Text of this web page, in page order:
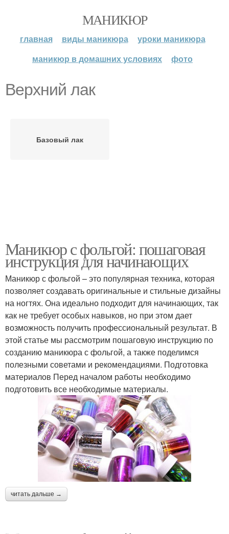
МАНИКЮР
главная виды маникюра
уроки маникюра
маникюр в домашних условиях
фото
Верхний лак
Базовый лак
Маникюр с фольгой: пошаговая
инструкция для начинающих
Маникюр с фольгой – это популярная техника, которая
позволяет создавать оригинальные и стильные дизайны
на ногтях. Она идеально подходит для начинающих, так
как не требует особых навыков, но при этом дает
возможность получить профессиональный результат. В
этой статье мы рассмотрим пошаговую инструкцию по
созданию маникюра с фольгой, а также поделимся
полезными советами и рекомендациями. Подготовка
материалов Перед началом работы необходимо
подготовить все необходимые материалы.
читать дальше →